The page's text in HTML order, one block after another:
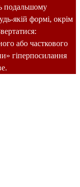
подальшому
якій формі, окрім
або часткового
гіперпосилання